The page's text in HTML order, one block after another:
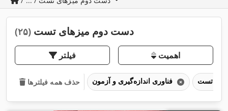
دست دوم میزهای تست (۲۵)
فیلتر اهمیت
حذف همه فیلترها